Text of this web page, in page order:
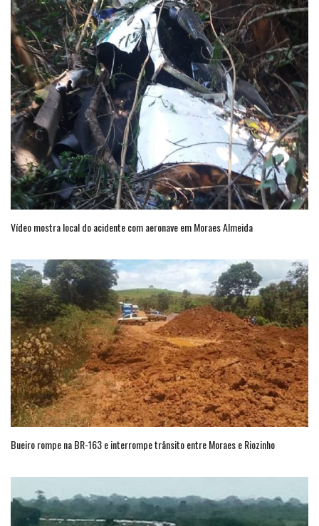
Vídeo mostra local do acidente com aeronave em Moraes Almeida
Bueiro rompe na BR-163 e interrompe trânsito entre Moraes e Riozinho